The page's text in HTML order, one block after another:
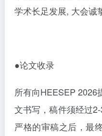
学术长足发展, 大会诚
●论文收录
所有向HEESEP 2026
文书写，稿件须经过
严格的审稿之后，最